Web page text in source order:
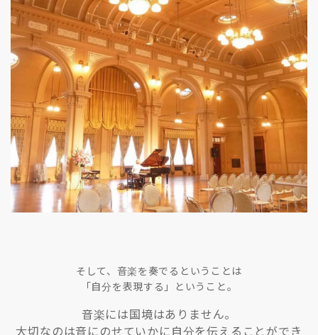
そして、音楽を奏でるということは
「自分を表現する」ということ。
音楽には国境はありません。
大切なのは音にのせていかに自分を伝えることができ